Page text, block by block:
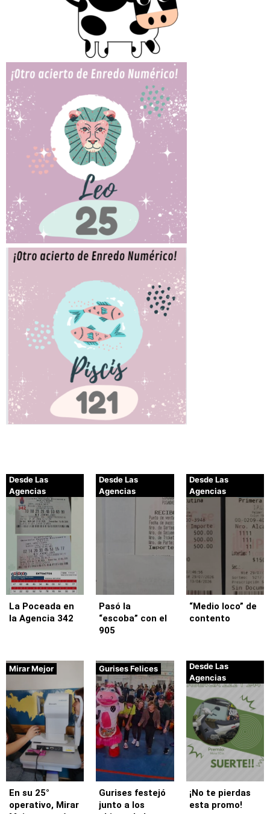
Desde Las
Agencias
La Poceada en
la Agencia 342
Desde Las
Agencias
Pasó la
“escoba” con el
905
Desde Las
Agencias
“Medio loco” de
contento
Mirar Mejor
En su 25°
operativo, Mirar
Gurises Felices
Gurises festejó
junto a los
Desde Las
Agencias
¡No te pierdas
esta promo!